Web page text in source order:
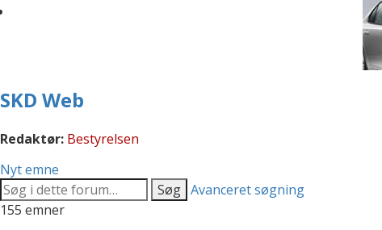
SKD Web
Redaktør: Bestyrelsen
Nyt emne
Søg Avanceret søgning
155 emner